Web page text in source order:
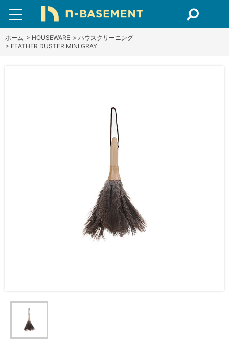
ホーム > HOUSEWARE > ハウスクリーニング
> FEATHER DUSTER MINI GRAY